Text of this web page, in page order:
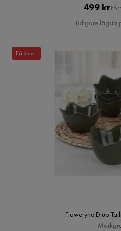
Pris
499 kr
Tidigare lägsta
Floweryna Djup
Få kvar